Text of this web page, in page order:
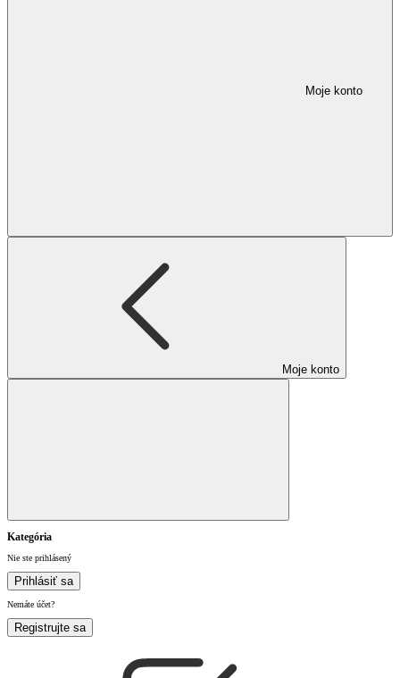
Moje konto
Moje konto
Kategória
Nie ste prihlásený
Prihlásiť sa
Nemáte účet?
Registrujte sa